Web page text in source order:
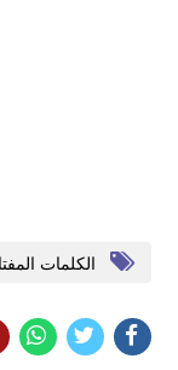
الكلمات